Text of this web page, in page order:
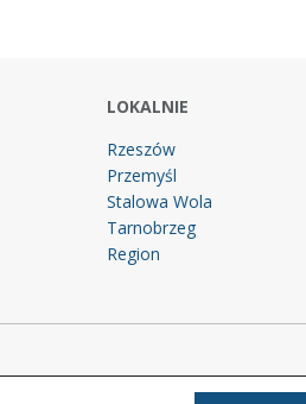
LOKALNIE
Rzeszów
Przemyśl
Stalowa Wola
Tarnobrzeg
Region